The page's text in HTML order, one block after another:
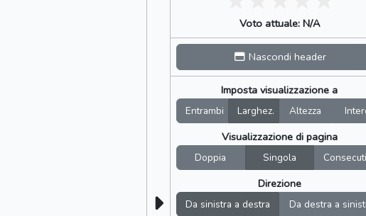
Voto attuale: N/A
Nascondi header
Imposta visualizzazione a
Entrambi Larghez. Altezza
Visualizzazione di pagina
Doppia Singola
Direzione
Da sinistra a destra Da destra a